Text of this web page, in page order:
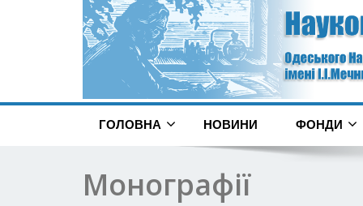
ГОЛОВНА НОВИНИ ФОНДИ
Монографії